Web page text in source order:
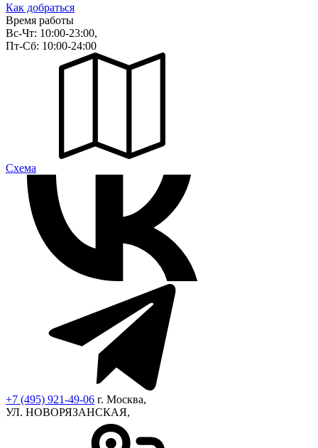
Как добраться
Время работы
Вс-Чт: 10:00-23:00,
Пт-Сб: 10:00-24:00
Cхема
+7 (495) 921-49-06 г. Москва,
УЛ. НОВОРЯЗАНСКАЯ,